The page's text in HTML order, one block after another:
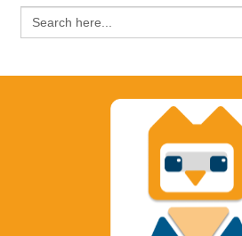
Search
Search
for: